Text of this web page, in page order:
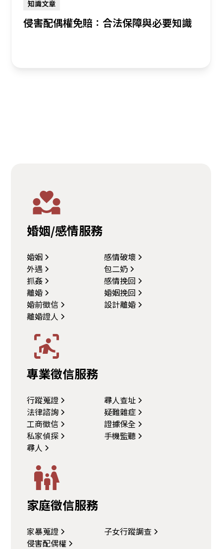
知識文章
侵害配偶權免賠：合法保障與必要知識
婚姻/感情服務
婚姻
感情破壞
外遇
包二奶
抓姦
感情挽回
離婚
婚姻挽回
婚前徵信
設計離婚
離婚證人
專業徵信服務
行蹤蒐證
尋人查址
法律諮詢
疑難雜症
工商徵信
證據保全
私家偵探
手機監聽
尋人
家庭徵信服務
家暴蒐證
子女行蹤調查
侵害配偶權